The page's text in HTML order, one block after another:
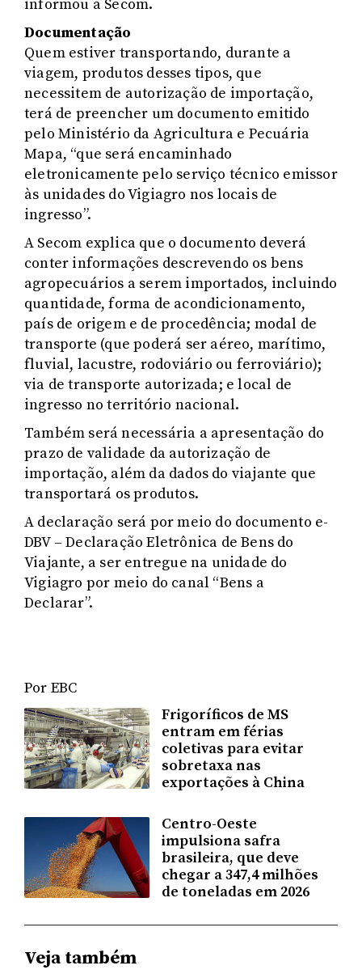
informou a Secom.
Documentação
Quem estiver transportando, durante a
viagem, produtos desses tipos, que
necessitem de autorização de importação,
terá de preencher um documento emitido
pelo Ministério da Agricultura e Pecuária
Mapa, “que será encaminhado
eletronicamente pelo serviço técnico emissor
às unidades do Vigiagro nos locais de
ingresso”.
A Secom explica que o documento deverá
conter informações descrevendo os bens
agropecuários a serem importados, incluindo
quantidade, forma de acondicionamento,
país de origem e de procedência; modal de
transporte (que poderá ser aéreo, marítimo,
fluvial, lacustre, rodoviário ou ferroviário);
via de transporte autorizada; e local de
ingresso no território nacional.
Também será necessária a apresentação do
prazo de validade da autorização de
importação, além da dados do viajante que
transportará os produtos.
A declaração será por meio do documento e-
DBV – Declaração Eletrônica de Bens do
Viajante, a ser entregue na unidade do
Vigiagro por meio do canal “Bens a
Declarar”.
Por EBC
Frigoríficos de MS
entram em férias
coletivas para evitar
sobretaxa nas
exportações à China
Centro-Oeste
impulsiona safra
brasileira, que deve
chegar a 347,4 milhões
de toneladas em 2026
Veja também